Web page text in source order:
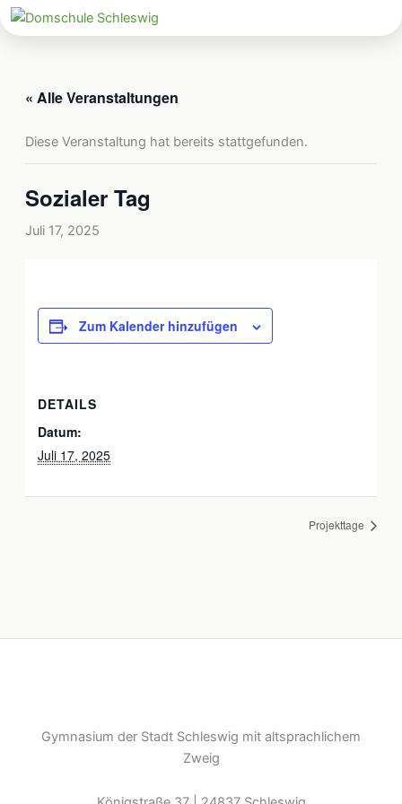
springen« Alle Veranstaltungen
Diese Veranstaltung hat bereits stattgefunden.
Sozialer Tag
Juli 17, 2025
Zum Kalender hinzufügen
DETAILS
Datum:
Juli 17, 2025
Projekttage
Gymnasium der Stadt Schleswig mit altsprachlichem
Zweig